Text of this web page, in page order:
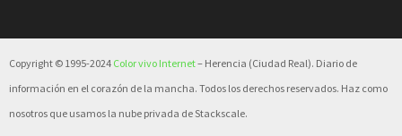
Copyright © 1995-2024 Color vivo Internet– Herencia (Ciudad Real). Diario de
información en el corazón de la mancha. Todos los derechos reservados. Haz como
nosotros que usamos la nube privada de Stackscale.